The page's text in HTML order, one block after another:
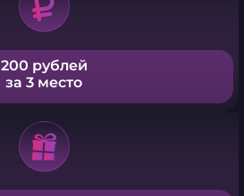
200 рублей
за 3 место